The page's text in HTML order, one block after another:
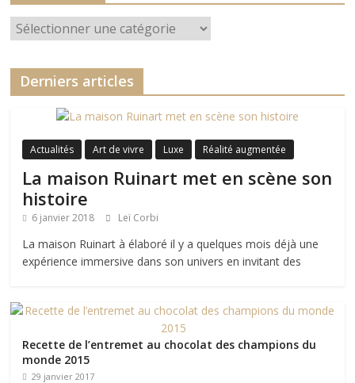
Catégories
Derniers articles
Actualités Art de vivre Luxe Réalité augmentée
La maison Ruinart met en scène son
histoire
6 janvier 2018 Leï Corbi
La maison Ruinart à élaboré il y a quelques mois déjà une
expérience immersive dans son univers en invitant des
Recette de l’entremet au chocolat des champions du
monde 2015
29 janvier 2017